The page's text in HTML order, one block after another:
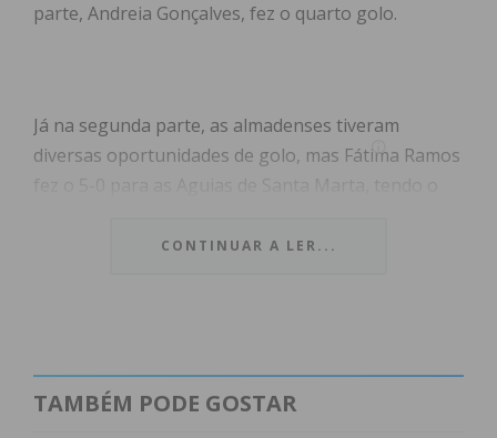
parte, Andreia Gonçalves, fez o quarto golo.
Já na segunda parte, as almadenses tiveram
diversas oportunidades de golo, mas Fátima Ramos
Pereira (aos 33 minutos) e de Carolina Liliu, (aos 35
de dezembro, às 20:30 horas, tem eliminatória da
CONTINUAR A LER...
TAMBÉM PODE GOSTAR